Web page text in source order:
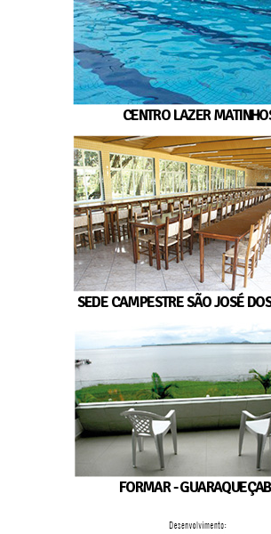
CENTRO LAZER
SEDE CAMPESTRE SÃO JOSÉ
FORMAR -